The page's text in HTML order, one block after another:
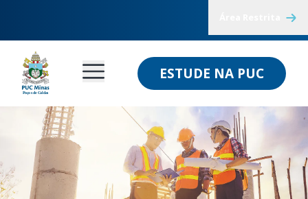
ESTUDE NA PUC